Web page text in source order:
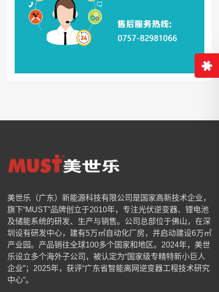
美世乐（广东）新能源科技有限公司是国家高新技术企业，
旗下“MUST”品牌创立于2010年，专注光伏逆变器、锂电池
及储能系统的研发、生产与销售。公司总部位于佛山，在深
圳设有研发中心，建有5万㎡自动化厂房，并启动建设6万㎡
产业园。产品销往全球100多个国家和地区。2024年，美世
乐设立多个海外子公司，被认定为“国家级专精特新小巨人
企业”；2025年，获评“广东省智能离网逆变器工程技术研究
中心”。